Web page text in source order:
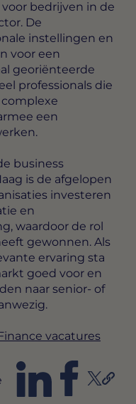
bedrijven in de
De
instellingen en
voor een
georiënteerde
professionals die
een
business
is de afgelopen
investeren
en
waardoor de rol
gewonnen. Als
ervaring sta
goed voor en
naar senior- of
vacatures